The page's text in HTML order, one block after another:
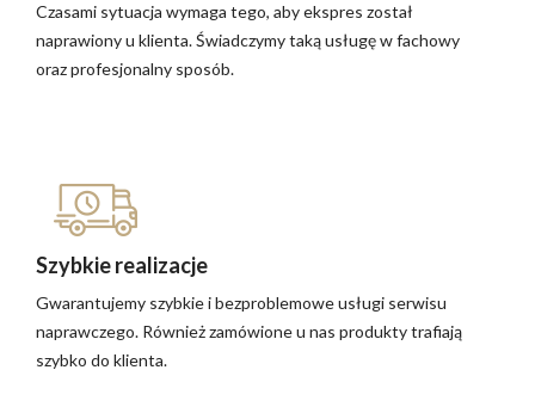
Czasami sytuacja wymaga tego, aby ekspres został
naprawiony u klienta. Świadczymy taką usługę w fachowy
oraz profesjonalny sposób.
Szybkie realizacje
Gwarantujemy szybkie i bezproblemowe usługi serwisu
naprawczego. Również zamówione u nas produkty trafiają
szybko do klienta.